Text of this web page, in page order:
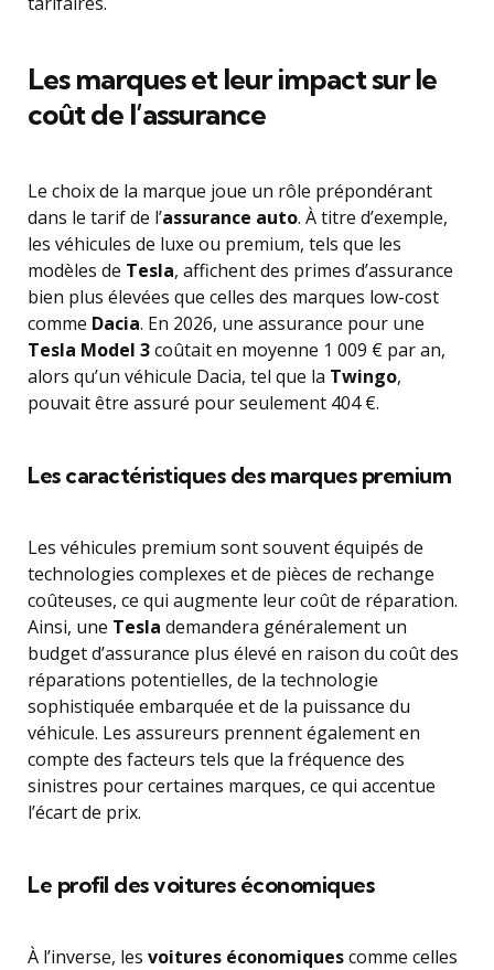
Les marques et leur impact sur le
coût de l’assurance
Le choix de la marque joue un rôle prépondérant
dans le tarif de l’assurance auto. À titre d’exemple,
les véhicules de luxe ou premium, tels que les
modèles de Tesla, affichent des primes d’assurance
bien plus élevées que celles des marques low-cost
comme Dacia. En 2026, une assurance pour une
Tesla Model 3coûtait en moyenne 1 009 € par an,
alors qu’un véhicule Dacia, tel que la Twingo,
pouvait être assuré pour seulement 404 €.
Les caractéristiques des marques premium
Les véhicules premium sont souvent équipés de
technologies complexes et de pièces de rechange
coûteuses, ce qui augmente leur coût de réparation.
Ainsi, une Tesla demandera généralement un
budget d’assurance plus élevé en raison du coût des
réparations potentielles, de la technologie
sophistiquée embarquée et de la puissance du
véhicule. Les assureurs prennent également en
compte des facteurs tels que la fréquence des
sinistres pour certaines marques, ce qui accentue
l’écart de prix.
Le profil des voitures économiques
À l’inverse, les voitures économiquescomme celles